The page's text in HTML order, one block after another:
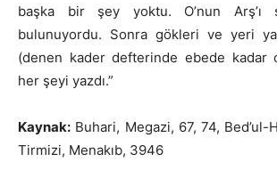
başka bir şey yoktu. O’nun Arş’ı
bulunuyordu. Sonra gökleri ve yeri
(denen kader defterinde ebede kadar
her şeyi yazdı.”
Kaynak: Buhari, Megazi, 67, 74, Bed’ul-
Tirmizi, Menakıb, 3946